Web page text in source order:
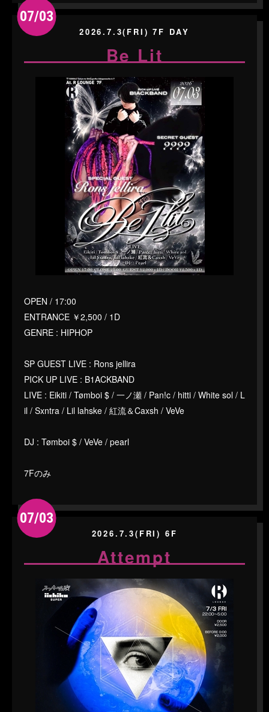
07/03
2026.7.3(FRI) 7F DAY
Be Lit
OPEN / 17:00
ENTRANCE ￥2,500 / 1D
GENRE : HIPHOP
SP GUEST LIVE : Rons jellira
PICK UP LIVE : B1ACKBAND
LIVE : Eikiti / Tømboi $ / 一ノ瀬 / Pan!c / hitti / White sol / L
il / Sxntra / Lil lahske / 紅流＆Caxsh / VeVe
DJ : Tømboi $ / VeVe / pearl
7Fのみ
07/03
2026.7.3(FRI) 6F
Attempt